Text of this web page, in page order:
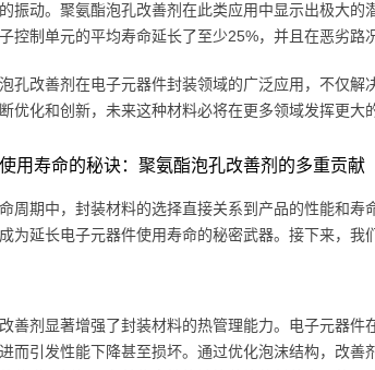
振动。聚氨酯泡孔改善剂在此类应用中显示出极大
控制单元的平均寿命延长了至少25%，并且在恶劣路
孔改善剂在电子元器件封装领域的广泛应用，不仅
优化和创新，未来这种材料必将在更多领域发挥更大
用寿命的秘诀：聚氨酯泡孔改善剂的多重贡献
周期中，封装材料的选择直接关系到产品的性能和
为延长电子元器件使用寿命的秘密武器。接下来，我
善剂显著增强了封装材料的热管理能力。电子元器
而引发性能下降甚至损坏。通过优化泡沫结构，改